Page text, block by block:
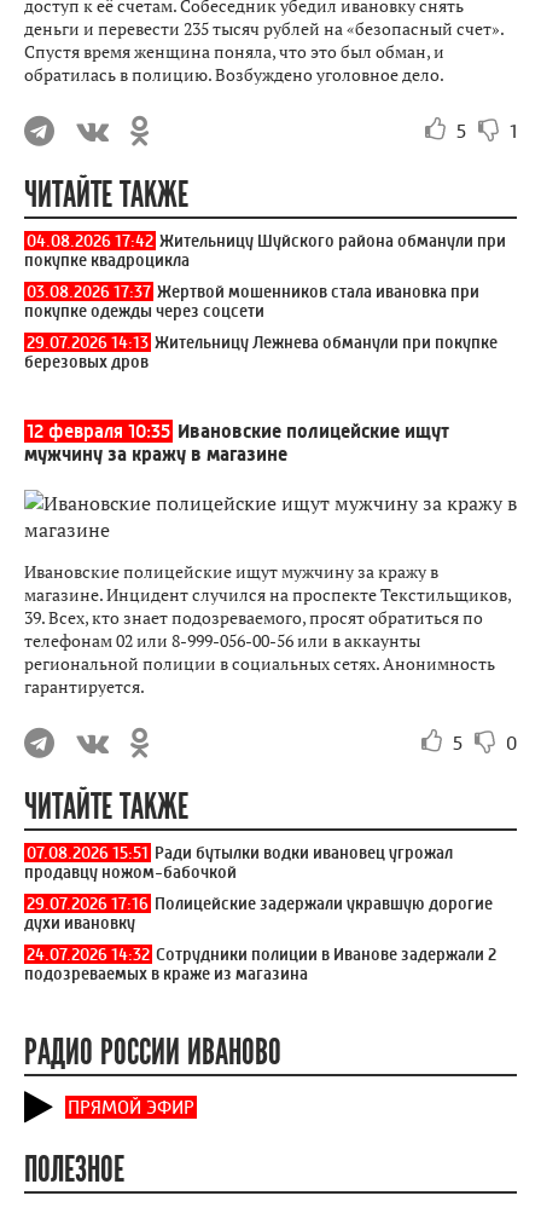
доступ к её счетам. Собеседник убедил ивановку снять
деньги и перевести 235 тысяч рублей на «безопасный счет».
Спустя время женщина поняла, что это был обман, и
обратилась в полицию. Возбуждено уголовное дело.
5 1
ЧИТАЙТЕ ТАКЖЕ
04.08.2026 17:42 Жительницу Шуйского района обманули при
покупке квадроцикла
03.08.2026 17:37 Жертвой мошенников стала ивановка при
покупке одежды через соцсети
29.07.2026 14:13 Жительницу Лежнева обманули при покупке
березовых дров
12 февраля 10:35 Ивановские полицейские ищут
мужчину за кражу в магазине
Ивановские полицейские ищут мужчину за кражу в
магазине. Инцидент случился на проспекте Текстильщиков,
39. Всех, кто знает подозреваемого, просят обратиться по
телефонам 02 или 8-999-056-00-56 или в аккаунты
региональной полиции в социальных сетях. Анонимность
гарантируется.
5 0
ЧИТАЙТЕ ТАКЖЕ
07.08.2026 15:51 Ради бутылки водки ивановец угрожал
продавцу ножом-бабочкой
29.07.2026 17:16 Полицейские задержали укравшую дорогие
духи ивановку
24.07.2026 14:32 Сотрудники полиции в Иванове задержали 2
подозреваемых в краже из магазина
РАДИО РОССИИ ИВАНОВО
ПРЯМОЙ ЭФИР
ПОЛЕЗНОЕ